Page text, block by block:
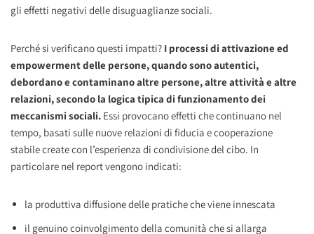
gli effetti negativi delle disuguaglianze sociali.
Perché si verificano questi impatti? I processi di attivazione ed
empowerment delle persone, quando sono autentici,
debordano e contaminano altre persone, altre attività e altre
relazioni, secondo la logica tipica di funzionamento dei
meccanismi sociali. Essi provocano effetti che continuano nel
tempo, basati sulle nuove relazioni di fiducia e cooperazione
stabile create con l’esperienza di condivisione del cibo. In
particolare nel report vengono indicati:
la produttiva diffusione delle pratiche che viene innescata
il genuino coinvolgimento della comunità che si allarga